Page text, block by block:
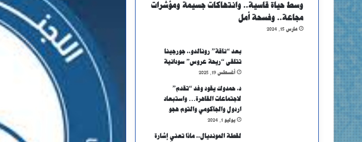
وسط حياة قاسية.. وانتهاكات جسيمة ومؤشرات
مجاعة.. وفسحة أمل
مارس 15, 2024
بعد “ناقة” رونالدو.. جورجينا
تتلقى “ريحة عروس” سودانية
أغسطس 19, 2025
د. حمدوك يقود وفد “تقدم”
لاجتماعات القاهرة… واستبعاد
اردول والجاكومي والتوم هجو
يوليو 1, 2024
لقطة المونديال.. ماذا تعني إشارة